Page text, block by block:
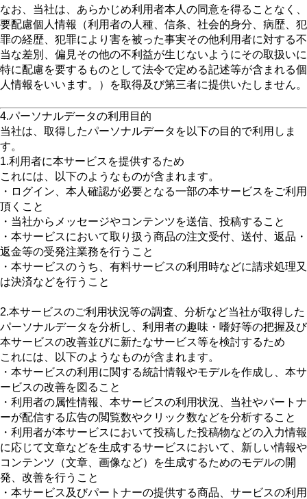
なお、当社は、あらかじめ利用者本人の同意を得ることなく、
要配慮個人情報（利用者の人種、信条、社会的身分、病歴、犯
罪の経歴、犯罪により害を被った事実その他利用者に対する不
当な差別、偏見その他の不利益が生じないようにその取扱いに
特に配慮を要するものとして法令で定める記述等が含まれる個
人情報をいいます。）を取得及び第三者に提供いたしません。
4.パーソナルデータの利用目的
当社は、取得したパーソナルデータを以下の目的で利用しま
す。
1.利用者に本サービスを提供するため
これには、以下のようなものが含まれます。
・ログイン、本人確認が必要となる一部の本サービスをご利用
頂くこと
・当社からメッセージやコンテンツを送信、投稿すること
・本サービスにおいて取り扱う商品の注文受付、送付、返品・
返金等の受発注業務を行うこと
・本サービスのうち、有料サービスの利用時などに請求処理又
は決済などを行うこと
2.本サービスのご利用状況等の調査、分析など当社が取得した
パーソナルデータを分析し、利用者の趣味・嗜好等の把握及び
本サービスの改善並びに新たなサービス等を検討するため
これには、以下のようなものが含まれます。
・本サービスの利用に関する統計情報やモデルを作成し、本サ
ービスの改善を図ること
・利用者の属性情報、本サービスの利用状況、当社やパートナ
ーが配信する広告の閲覧数やクリック数などを分析すること
・利用者が本サービスにおいて投稿した投稿物などの入力情報
に応じて文章などを生成するサービスにおいて、新しい情報や
コンテンツ（文章、画像など）を生成するためのモデルの開
発、改善を行うこと
・本サービス及びパートナーの提供する商品、サービスの利用